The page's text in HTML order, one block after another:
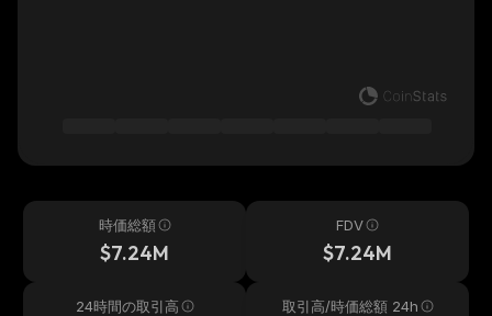
時価総額
$7.24M
FDV
$7.24M
24時間の取引高 取引高/時価総額 24h